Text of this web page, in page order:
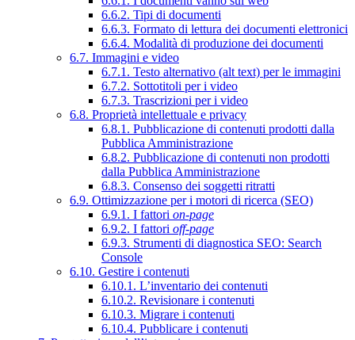
6.6.2. Tipi di documenti
6.6.3. Formato di lettura dei documenti elettronici
6.6.4. Modalità di produzione dei documenti
6.7. Immagini e video
6.7.1. Testo alternativo (alt text) per le immagini
6.7.2. Sottotitoli per i video
6.7.3. Trascrizioni per i video
6.8. Proprietà intellettuale e privacy
6.8.1. Pubblicazione di contenuti prodotti dalla
Pubblica Amministrazione
6.8.2. Pubblicazione di contenuti non prodotti
dalla Pubblica Amministrazione
6.8.3. Consenso dei soggetti ritratti
6.9. Ottimizzazione per i motori di ricerca (SEO)
6.9.1. I fattori on-page
6.9.2. I fattori off-page
6.9.3. Strumenti di diagnostica SEO: Search
Console
6.10. Gestire i contenuti
6.10.1. L’inventario dei contenuti
6.10.2. Revisionare i contenuti
6.10.3. Migrare i contenuti
6.10.4. Pubblicare i contenuti